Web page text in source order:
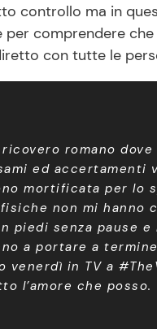
controllo ma in
comprendere
con tutte le
romano
ed accertamenti
mortificata per lo
non mi
piedi senza pause
a portare a
venerdì in TV a
l’amore che posso.